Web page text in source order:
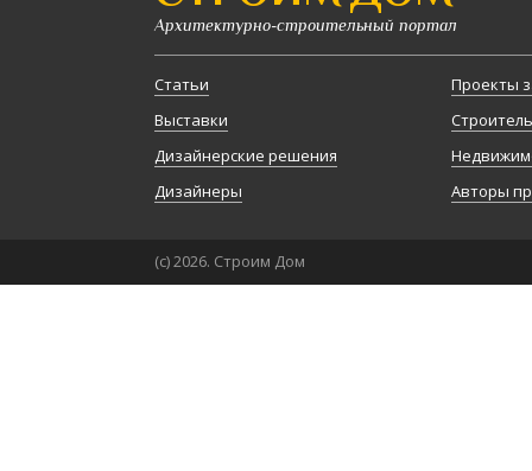
Архитектурно-строительный портал
Статьи
Выставки
Дизайнерские решения
Дизайнеры
Проекты
Авторы
(с) 2026. Строим Дом